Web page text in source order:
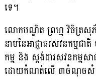
ទេ។
លោកបណ្ឌិត ព្រហ្ម វិចិត្រសុភ័
នាមនៃអាជ្ញាធរសវនកម្មជ
កម្ម និង ស្តង់ដារសវនកម្មស
ដោយកំណត់លើ ៣ចំណុចសំខ